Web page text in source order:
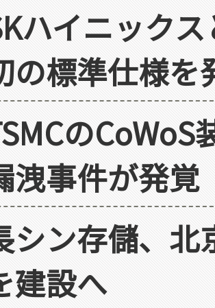
ハイニック
の標準仕様を
の
洩事件が発覚
シン存儲、北
建設へ